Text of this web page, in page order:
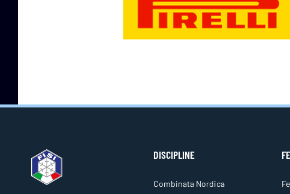
DISCIPLINE
Combinata Nordica